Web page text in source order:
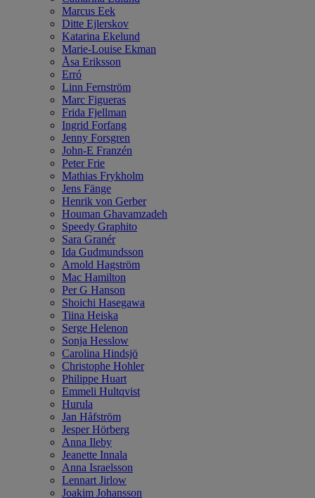
Marcus Eek
Ditte Ejlerskov
Katarina Ekelund
Marie-Louise Ekman
Åsa Eriksson
Erró
Linn Fernström
Marc Figueras
Frida Fjellman
Ingrid Forfang
Jenny Forsgren
John-E Franzén
Peter Frie
Mathias Frykholm
Jens Fänge
Henrik von Gerber
Houman Ghavamzadeh
Speedy Graphito
Sara Granér
Ida Gudmundsson
Arnold Hagström
Mac Hamilton
Per G Hanson
Shoichi Hasegawa
Tiina Heiska
Serge Helenon
Sonja Hesslow
Carolina Hindsjö
Christophe Hohler
Philippe Huart
Emmeli Hultqvist
Hurula
Jan Håfström
Jesper Hörberg
Anna Ileby
Jeanette Innala
Anna Israelsson
Lennart Jirlow
Joakim Johansson